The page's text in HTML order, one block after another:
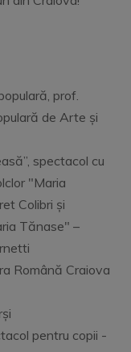
prof.
de Arte și
spectacol cu
"Maria
Colibri și
Tănase" –
Română Craiova
pentru copii -